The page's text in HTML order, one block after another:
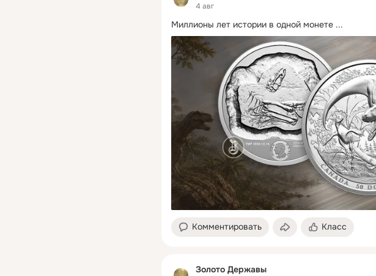
4 авг
Миллионы лет истории в одной монете ...
Комментировать Класс
Золото Державы